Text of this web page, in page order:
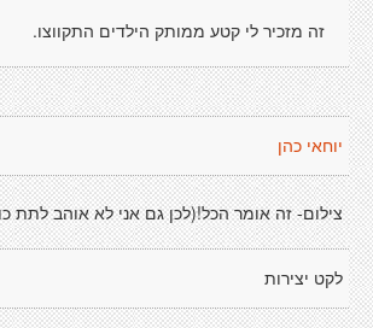
זה מזכיר לי קטע ממותק הילדים התקווצו.
יוחאי כהן
צילום- זה אומר הכל!(לכן גם אני לא אוהב לתת
לקט יצירות